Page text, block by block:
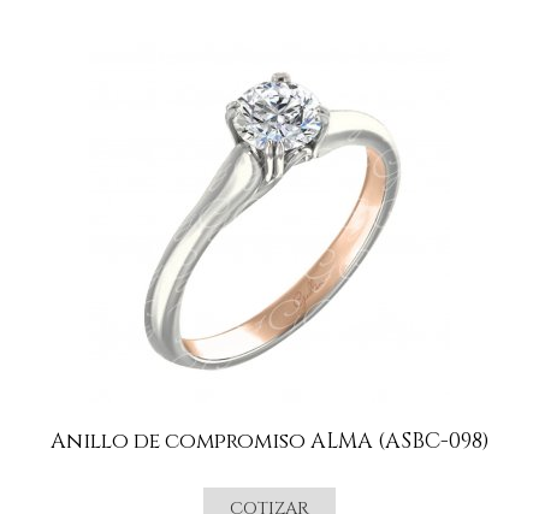
Anillo de compromiso ALMA (ASBC-098)
COTIZAR